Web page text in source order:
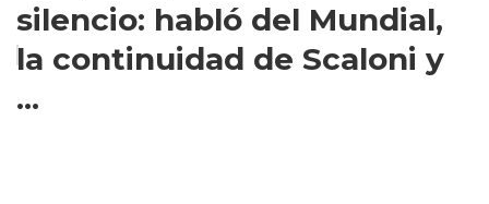
silencio: habló del Mundial,
la continuidad de Scaloni y
...